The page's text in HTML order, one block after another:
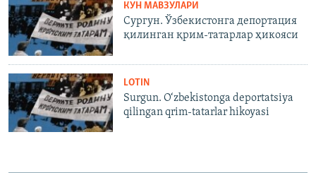
КУН МАВЗУЛАРИ
Сургун. Ўзбекистонга депортация
қилинган қрим-татарлар ҳикояси
LOTIN
Surgun. O‘zbekistonga deportatsiya
qilingan qrim-tatarlar hikoyasi